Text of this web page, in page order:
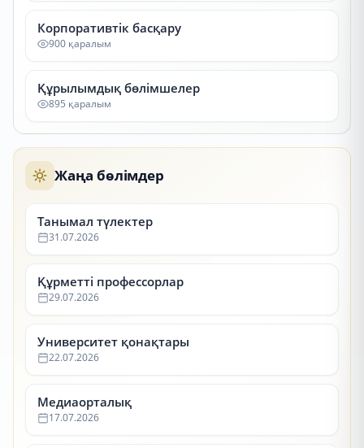
Корпоративтік басқару
900 қаралым
Құрылымдық бөлімшелер
895 қаралым
Жаңа бөлімдер
Танымал түлектер
31.07.2026
Құрметті профессорлар
29.07.2026
Университет қонақтары
22.07.2026
Медиаорталық
17.07.2026